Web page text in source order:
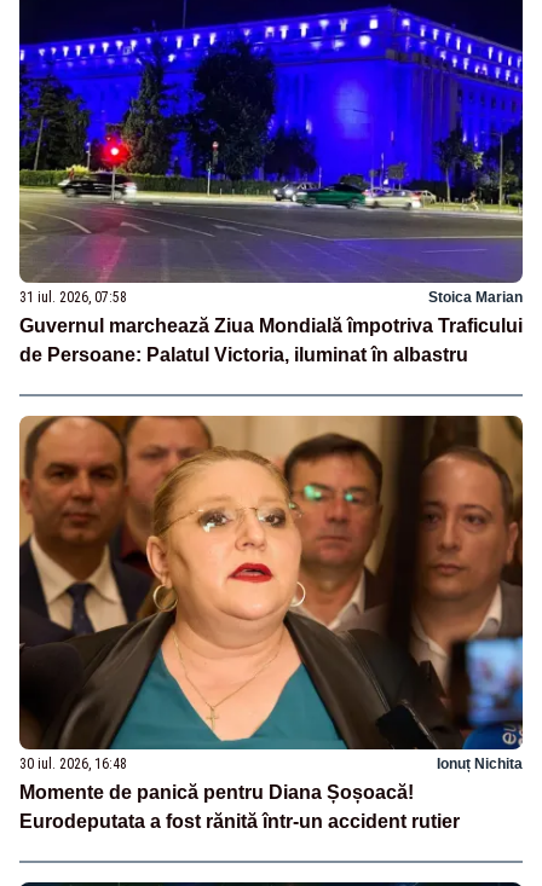
31 iul. 2026, 07:58 Stoica Marian
Guvernul marchează Ziua Mondială împotriva Traficului
de Persoane: Palatul Victoria, iluminat în albastru
30 iul. 2026, 16:48 Ionuț Nichita
Momente de panică pentru Diana Șoșoacă!
Eurodeputata a fost rănită într-un accident rutier